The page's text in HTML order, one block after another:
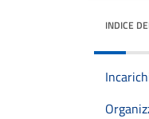
INDICE